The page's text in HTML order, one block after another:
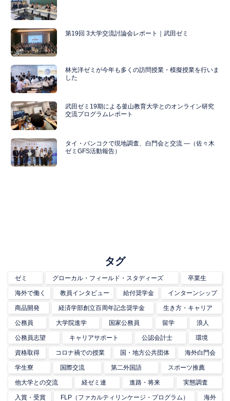
第19回 3大学交流討論会レポート｜武田ゼミ
林光洋ゼミが今年も多くの訪問授業・模擬授業を行いま
した
武田ゼミ19期による釜山教育大学とのオンライン研究
交流プログラムレポート
タイ・バンコクで現地調査、白門会と交流 ―（佐々木
ゼミGFS活動報告）
タグ
ゼミ グローカル・フィールド・スタディーズ 卒業生
海外で働く 教員インタビュー 給付奨学金 インターンシップ
商品開発 経済学部創立百周年記念奨学金 生き方・キャリア
公務員 大学院進学 国家公務員 留学 浪人
公務員志望 キャリアサポート 公認会計士 環境
資格取得 コロナ禍での授業 国・地方公共団体 海外白門会
学生寮 国際交流 第二外国語 スポーツ推薦
他大学との交流 経ゼミ連 進路・将来 実態調査
入賞・受賞 FLP（ファカルティリンケージ・プログラム） 海外